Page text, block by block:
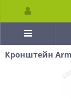
Кронштейн